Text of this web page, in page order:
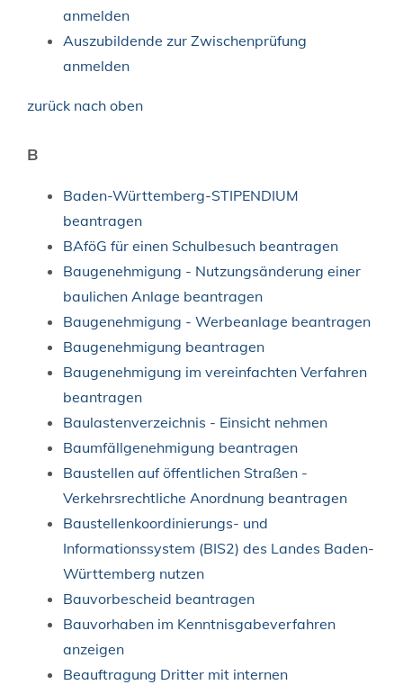
anmelden
Auszubildende zur Zwischenprüfung
anmelden
zurück nach oben
B
Baden-Württemberg-STIPENDIUM
beantragen
BAföG für einen Schulbesuch beantragen
Baugenehmigung - Nutzungsänderung einer
baulichen Anlage beantragen
Baugenehmigung - Werbeanlage beantragen
Baugenehmigung beantragen
Baugenehmigung im vereinfachten Verfahren
beantragen
Baulastenverzeichnis - Einsicht nehmen
Baumfällgenehmigung beantragen
Baustellen auf öffentlichen Straßen -
Verkehrsrechtliche Anordnung beantragen
Baustellenkoordinierungs- und
Informationssystem (BIS2) des Landes Baden-
Württemberg nutzen
Bauvorbescheid beantragen
Bauvorhaben im Kenntnisgabeverfahren
anzeigen
Beauftragung Dritter mit internen